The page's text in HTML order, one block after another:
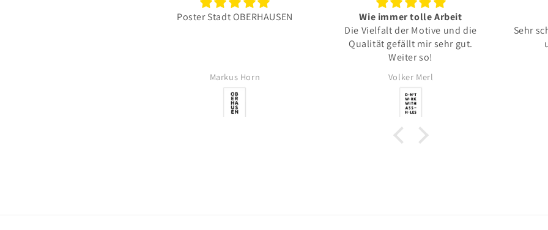
Poster Stadt OBERHAUSEN
Wie immer tolle Arbeit
Die Vielfalt der Motive und die
Qualität gefällt mir sehr gut.
Sehr schönes
und toll